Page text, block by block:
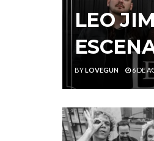
LEO
BYLOVEGUN 6 DE